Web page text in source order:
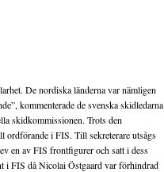
De nordiska länderna var nämligen
kommenterade de svenska skidledarna
skidkommissionen. Trots den
ordförande i FIS. Till sekreterare utsågs
en av FIS frontfigurer och satt i dess
i FIS då Nicolai Östgaard var förhindrad